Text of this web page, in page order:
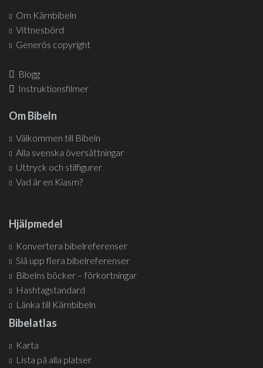
Om Kärnbibeln
Vittnesbörd
Generös copyright
Blogg
Instruktionsfilmer
Om Bibeln
Välkommen till Bibeln
Alla svenska översättningar
Uttryck och stilfigurer
Vad är en Kiasm?
Hjälpmedel
Konvertera bibelreferenser
Slå upp flera bibelreferenser
Bibelns böcker – förkortningar
Hashtagstandard
Länka till Kärnbibeln
Bibelatlas
Karta
Lista på alla platser